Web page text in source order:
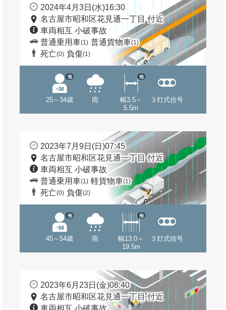
2024年4月3日(水)16:30
名古屋市昭和区花見通一丁目 付近
車両相互 小破事故
普通乗用車(1) 普通貨物車(1)
死亡(0) 負傷(1)
25～34歳
他
雨
幅3.5～
5.5m
他
３灯式信号
2023年7月9日(日)07:45
名古屋市昭和区花見通一丁目 付近
車両相互 小破事故
普通乗用車(1) 軽貨物車(1)
死亡(0) 負傷(2)
45～54歳
他
雨
幅13.0～
19.5m
他
３灯式信号
2023年6月23日(金)08:40
名古屋市昭和区花見通一丁目 付近
車両相互 小破事故